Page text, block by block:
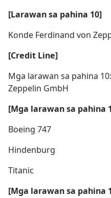
[Larawan sa pahina 10]
Konde Ferdinand von
[Credit Line]
Mga larawan sa pahina
Zeppelin GmbH
[Mga larawan sa pahina
Boeing 747
Hindenburg
Titanic
[Mga larawan sa pahina